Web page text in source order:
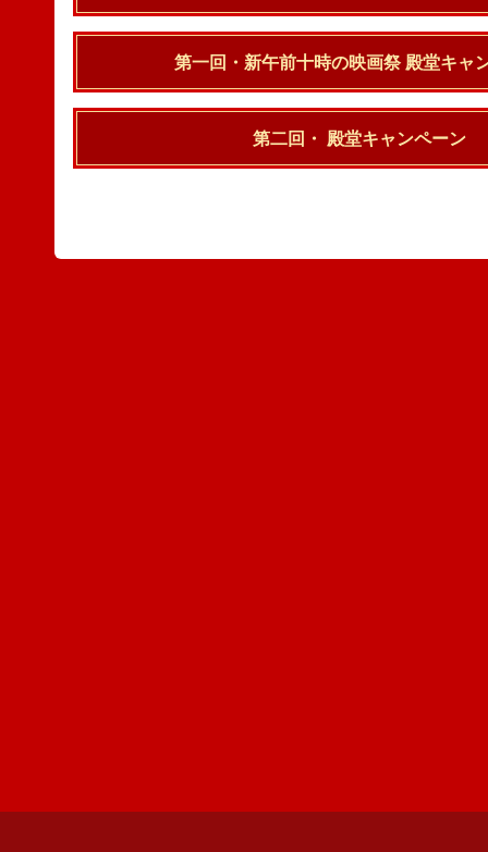
第一回・新午前十時の映画祭 殿堂キャ
第二回・ 殿堂キャンペーン